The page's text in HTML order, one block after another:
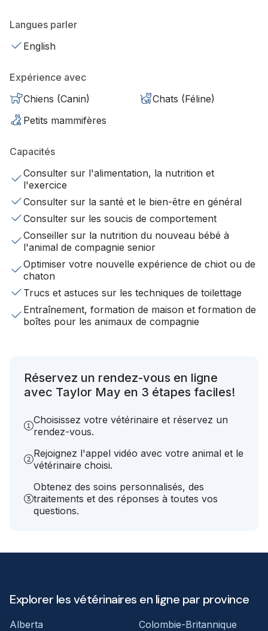
Langues parler
English
Expérience avec
Chiens (Canin)
Chats (Féline)
Petits mammifères
Capacités
Consulter sur l'alimentation, la nutrition et
l'exercice
Consulter sur la santé et le bien-être en général
Consulter sur les soucis de comportement
Conseiller sur la nutrition du nouveau bébé à
l'animal de compagnie senior
Optimiser votre nouvelle expérience de chiot ou de
chaton
Trucs et astuces sur les techniques de toilettage
Entraînement, formation de maison et formation de
boîtes pour les animaux de compagnie
Réservez un rendez-vous en ligne
avec Taylor May en 3 étapes faciles!
Choisissez votre vétérinaire et réservez un
rendez-vous.
Rejoignez l'appel vidéo avec votre animal et le
vétérinaire choisi.
Obtenez des soins personnalisés, des
traitements et des réponses à toutes vos
questions.
Explorer les vétérinaires en ligne par province
Alberta Colombie-Britannique